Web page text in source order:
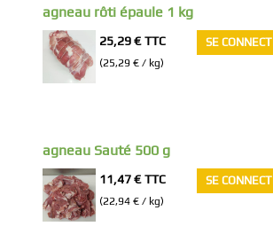
agneau rôti épaule 1 kg
25,29 € TTC
(25,29 € / kg)
SE
agneau Sauté 500 g
11,47 € TTC
(22,94 € / kg)
SE